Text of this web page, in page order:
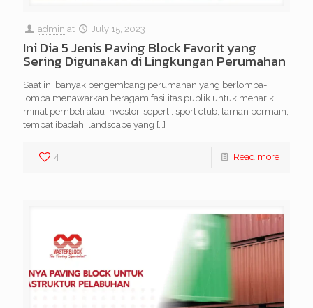
admin at July 15, 2023
Ini Dia 5 Jenis Paving Block Favorit yang
Sering Digunakan di Lingkungan Perumahan
Saat ini banyak pengembang perumahan yang berlomba-
lomba menawarkan beragam fasilitas publik untuk menarik
minat pembeli atau investor, seperti: sport club, taman bermain,
tempat ibadah, landscape yang […]
4 Read more